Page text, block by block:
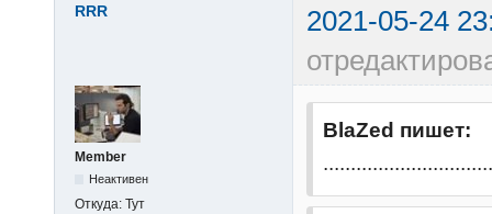
RRR
2021-05-24
Member
Неактивен
Откуда: Тут
BlaZed пишет: